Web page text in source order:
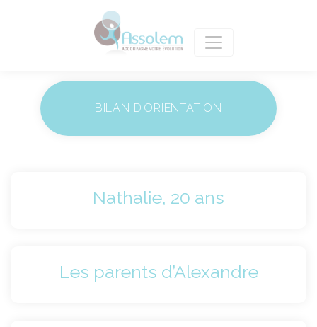
BILAN D’ORIENTATION
Nathalie, 20 ans
Les parents d’Alexandre